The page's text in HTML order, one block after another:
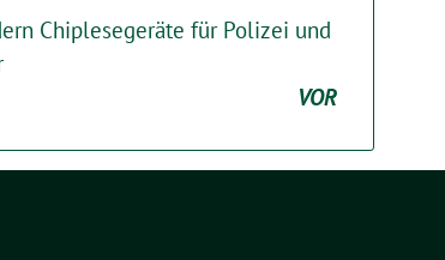
Chiplesegeräte für Polizei und
VOR